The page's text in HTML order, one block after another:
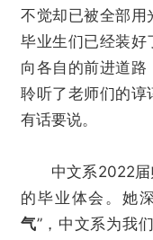
不觉却已被全部用
毕业生们已经装好
向各自的前进道路
聆听了老师们的谆
有话要说。
中文系2022
的毕业体会。她
气”，中文系为我